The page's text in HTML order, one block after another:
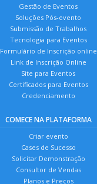
Gestão de Eventos
Soluções Pós-evento
Submissão de Trabalhos
Tecnologia para Eventos
Formulário de Inscrição online
Link de Inscrição Online
Site para Eventos
Certificados para Eventos
Credenciamento
COMECE NA PLATAFORMA
Criar evento
Cases de Sucesso
Solicitar Demonstração
Consultor de Vendas
Planos e Preços